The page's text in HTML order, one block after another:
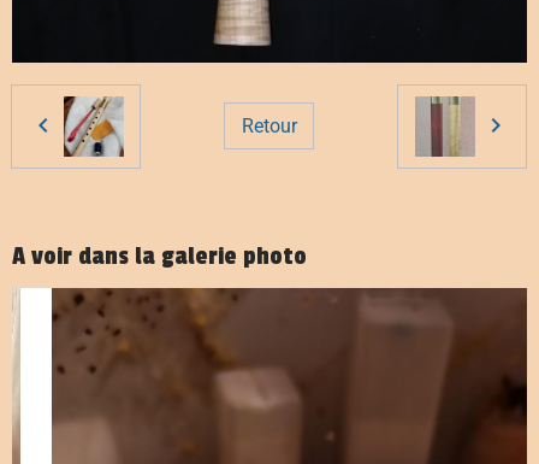
Retour
A voir dans la galerie photo